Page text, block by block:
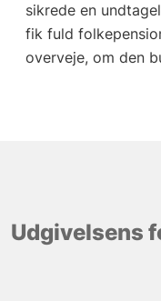
sikrede en
fik fuld
overveje, om den
Udgivelsens